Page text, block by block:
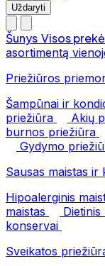
Uždaryti
Šunys Visos
asortimentą
Priežiūros
Šampūnai ir
priežiūra
Akių
burnos priežiūra
Gydymo
Sausas maistas ir
Hipoalerginis
maistas
Dietinis
konservai
Sveikatos